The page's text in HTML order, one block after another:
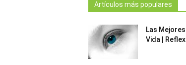
Artículos más populares
Las
Vida |